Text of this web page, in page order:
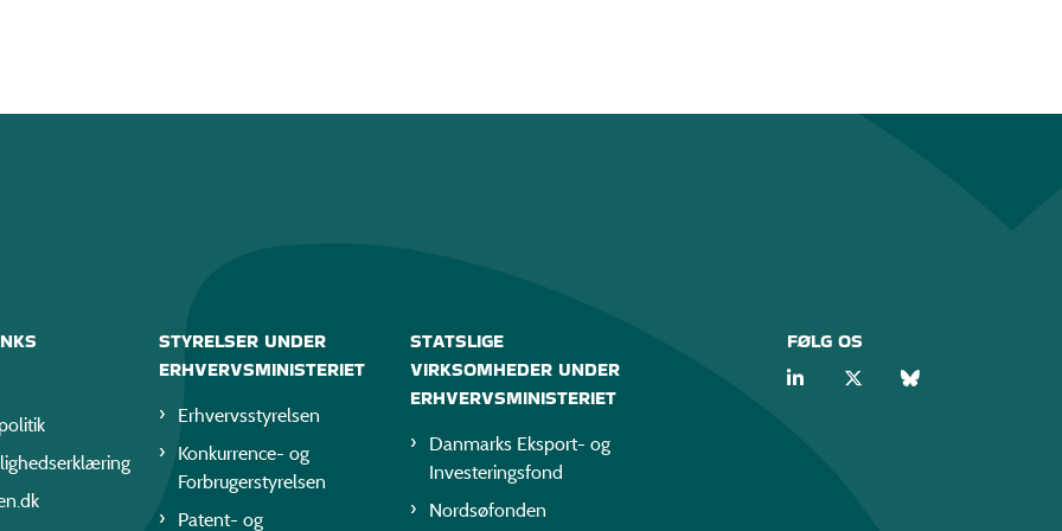
STYRELSER UNDER
ERHVERVSMINISTERIET
Erhvervsstyrelsen
Konkurrence- og
Forbrugerstyrelsen
Patent- og
STATSLIGE
VIRKSOMHEDER UNDER
ERHVERVSMINISTERIET
Danmarks Eksport- og
Investeringsfond
Nordsøfonden
FØLG OS